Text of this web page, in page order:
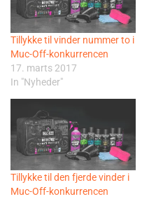
Tillykke til vinder nummer to i
Muc-Off-konkurrencen
17. marts 2017
In "Nyheder"
Tillykke til den fjerde vinder i
Muc-Off-konkurrencen